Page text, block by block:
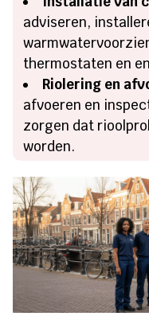
adviseren,
thermostaten en
Riolering en
afvoeren en
zorgen dat
worden.